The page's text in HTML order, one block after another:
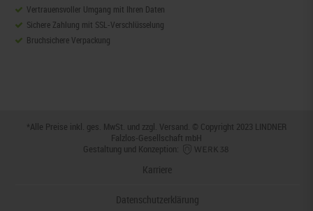
Vertrauensvoller Umgang mit Ihren Daten
Sichere Zahlung mit SSL-Verschlüsselung
Bruchsichere Verpackung
*Alle Preise inkl. ges. MwSt. und zzgl. Versand. © Copyright 2023 LINDNER
Falzlos-Gesellschaft mbH
Gestaltung und Konzeption:
Karriere
Datenschutzerklärung